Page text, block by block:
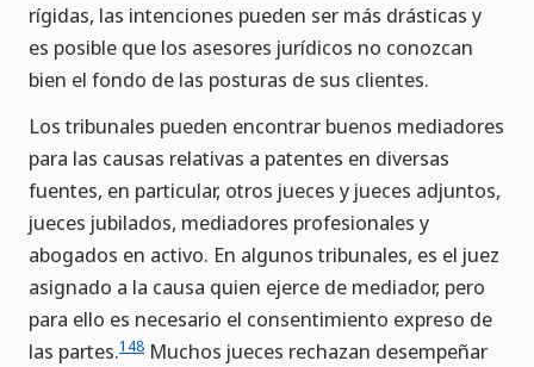
rígidas, las intenciones pueden ser más drásticas y
es posible que los asesores jurídicos no conozcan
bien el fondo de las posturas de sus clientes.
Los tribunales pueden encontrar buenos mediadores
para las causas relativas a patentes en diversas
fuentes, en particular, otros jueces y jueces adjuntos,
jueces jubilados, mediadores profesionales y
abogados en activo. En algunos tribunales, es el juez
asignado a la causa quien ejerce de mediador, pero
para ello es necesario el consentimiento expreso de
las partes.148 Muchos jueces rechazan desempeñar